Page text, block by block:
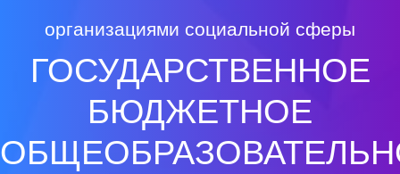
организациями социальной сферы
ГОСУДАРСТВЕННОЕ
БЮДЖЕТНОЕ